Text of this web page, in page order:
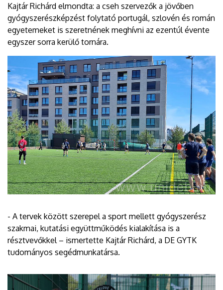
Kajtár Richárd elmondta: a cseh szervezők a jövőben
gyógyszerészképzést folytató portugál, szlovén és román
egyetemeket is szeretnének meghívni az ezentúl évente
egyszer sorra kerülő tornára.
- A tervek között szerepel a sport mellett gyógyszerész
szakmai, kutatási együttműködés kialakítása is a
résztvevőkkel – ismertette Kajtár Richárd, a DE GYTK
tudományos segédmunkatársa.